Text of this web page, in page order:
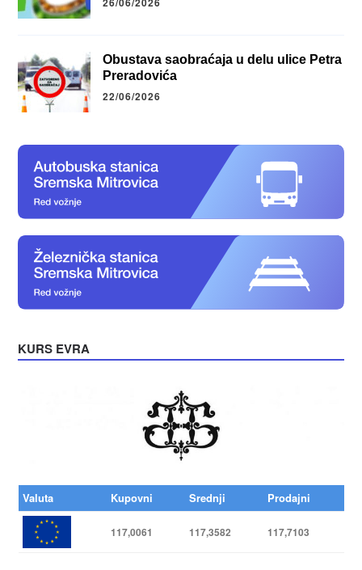
Obustava saobraćaja u delu ulice Petra
Preradovića
22/06/2026
KURS EVRA
Valuta Kupovni Srednji Prodajni
117,0061 117,3582 117,7103